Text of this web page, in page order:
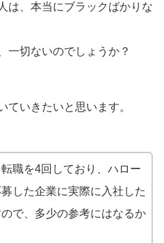
は、本当にブラックばかりな
一切ないのでしょうか？
ていきたいと思います。
職を4回しており、ハロー
した企業に実際に入社した
で、多少の参考にはなるか